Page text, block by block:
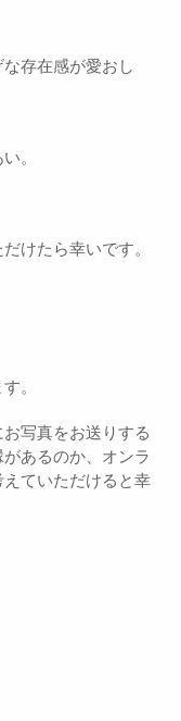
存在感が愛おし
。
けたら幸いです。
。
写真をお送りする
あるのか、オンラ
ていただけると幸